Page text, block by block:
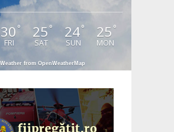
30 °
FRI
25°
SAT
24°
SUN
25 °
MON
Weather from OpenWeatherMap